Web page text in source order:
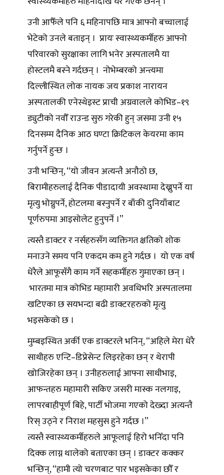
उनी आफैँले पनि ६ महिनापछि मात्र आफ्नो बच्चालाई
भेटेको उनले बताइन् । प्रायः स्वास्थ्यकर्मीहरु आफ्नो
परिवारको सुरक्षाका लागि भनेर अस्पतालमै या
होस्टलमै बस्ने गर्दछन् । नोभेम्बरको अन्त्यमा
दिल्लीस्थित लोक नायक जय प्रकाश नारायन
अस्पतालकी एनेस्थेइस्ट प्राची अग्रवालले कोभिड–१९
ड्युटीको नवौँ राउन्ड सुरु गरेकी हुन् जसमा उनी १५
दिनसम्म दैनिक आठ घण्टा क्रिटिकल केयरमा काम
गर्नुपर्ने हुन्छ ।
उनी भन्छिन्, “यो जीवन अत्यन्तै अनौठो छ,
बिरामीहरुलाई दैनिक पीडादायी अवस्थामा देख्नुपर्ने या
मृत्यु भोग्नुपर्ने, होटलमा बस्नुपर्ने र बाँकी दुनियाँबाट
पूर्णरुपमा आइसोलेट हुनुपर्ने ।”
त्यस्तै डाक्टर र नर्सहरुसँग व्यक्तिगत क्षतिको शोक
मनाउने समय पनि एकदम कम हुने गर्दछ । यो एक वर्ष
धेरैले आफूसँगै काम गर्ने सहकर्मीहरु गुमाएका छन् ।
भारतमा मात्र कोभिड महामारी अवधिभरि अस्पतालमा
खटिएका छ सयभन्दा बढी डाक्टरहरुको मृत्यु
भइसकेको छ ।
मुम्बइस्थित अर्की एक डाक्टरले भनिन्, “अहिले मेरा धेरै
साथीहरु एन्टि–डिप्रेसेन्ट लिइरहेका छन् र थेरापी
खोजिरहेका छन् । उनीहरुलाई आफ्ना साथीभाइ,
आफन्तहरु महामारी सकिए जसरी मास्क नलगाइ,
लापरबाहीपूर्ण बिहे, पार्टी भोजमा गएको देख्दा अत्यन्तै
रिस् उठ्ने र निराश महसुस हुने गर्दछ ।”
त्यस्तै स्वास्थ्यकर्मीहरुले आफूलाई हिरो भनिँदा पनि
दिक्क लाग्न थालेको बताएका छन् । डाक्टर कक्कर
भन्छिन्, “हामी त्यो चरणबाट पार भइसकेका छौँ र